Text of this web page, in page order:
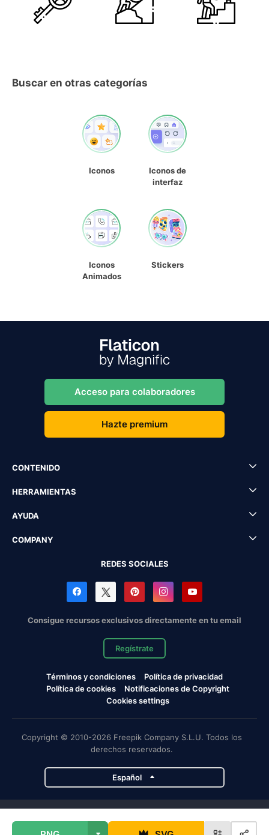
Buscar en otras categorías
Iconos
Iconos de
interfaz
Iconos
Animados
Stickers
Acceso para colaboradores
Hazte premium
CONTENIDO
HERRAMIENTAS
AYUDA
COMPANY
REDES SOCIALES
Consigue recursos exclusivos directamente en tu email
Regístrate
Términos y condiciones
Política de privacidad
Política de cookies
Notificaciones de Copyright
Cookies settings
Copyright © 2010-2026 Freepik Company S.L.U. Todos los
derechos reservados.
Español